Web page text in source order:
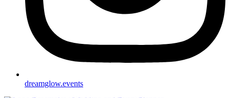
dreamglow.events